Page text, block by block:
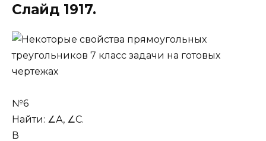
Слайд 1917.
№6
Найти: ∠А, ∠С.
В